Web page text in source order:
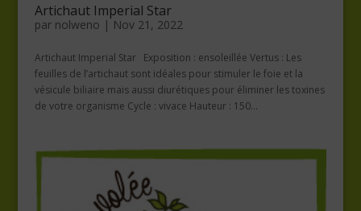
Artichaut Imperial Star
par nolweno | Nov 21, 2022
Artichaut Imperial Star Exposition : ensoleillée Vertus : Les
feuilles de l’artichaut sont idéales pour stimuler le foie et la
vésicule biliaire mais aussi diurétiques pour éliminer les toxines
de votre organisme Cycle : vivace Hauteur : 150...